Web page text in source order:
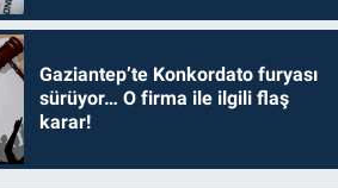
Gaziantep’te Konkordato furyası
sürüyor… O firma ile ilgili flaş
karar!